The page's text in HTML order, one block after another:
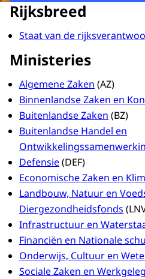
Rijksbreed
Staat van de
Ministeries
Algemene Zaken (AZ)
Binnenlandse Zaken en
Buitenlandse Zaken (BZ)
Buitenlandse Handel en
Defensie(DEF)
Economische Zaken en
Landbouw, Natuur en
Diergezondheidsfonds
Infrastructuur en
Financiën en Nationale
Onderwijs, Cultuur en
Sociale Zaken en